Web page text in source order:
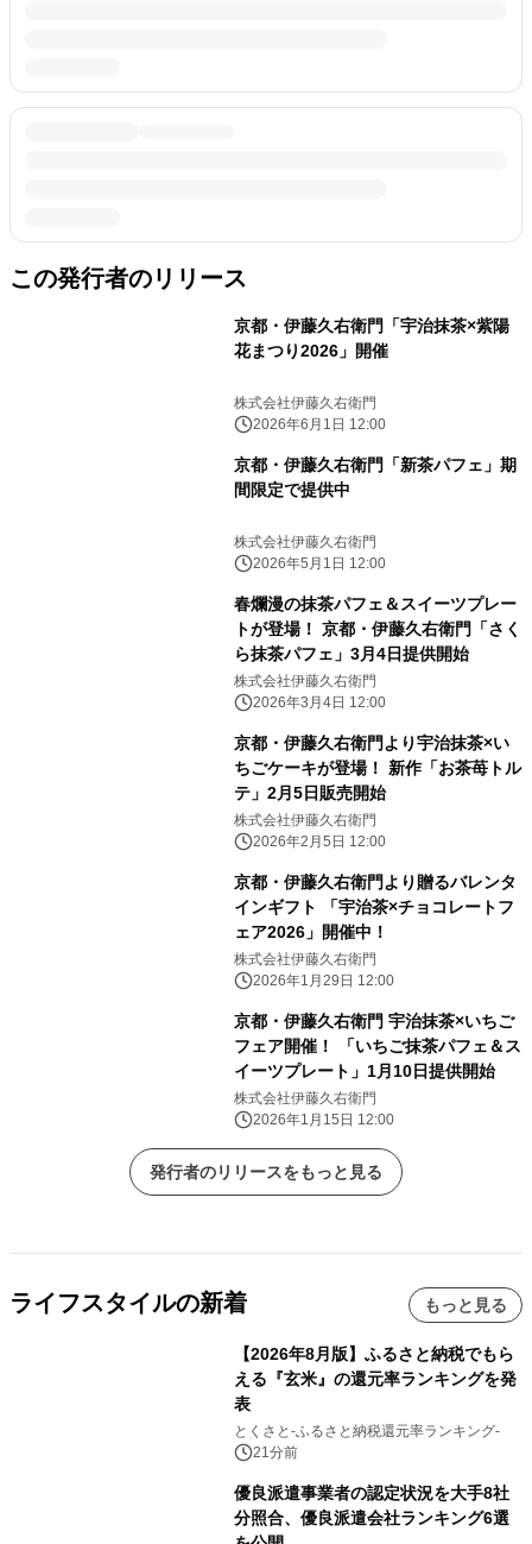
この発行者のリリース
京都・伊藤久右衛門「宇治抹茶×紫陽
花まつり2026」開催
株式会社伊藤久右衛門
2026年6月1日 12:00
京都・伊藤久右衛門「新茶パフェ」期
間限定で提供中
株式会社伊藤久右衛門
2026年5月1日 12:00
春爛漫の抹茶パフェ＆スイーツプレー
トが登場！ 京都・伊藤久右衛門「さく
ら抹茶パフェ」3月4日提供開始
株式会社伊藤久右衛門
2026年3月4日 12:00
京都・伊藤久右衛門より宇治抹茶×い
ちごケーキが登場！ 新作「お茶苺トル
テ」2月5日販売開始
株式会社伊藤久右衛門
2026年2月5日 12:00
京都・伊藤久右衛門より贈るバレンタ
インギフト 「宇治茶×チョコレートフ
ェア2026」開催中！
株式会社伊藤久右衛門
2026年1月29日 12:00
京都・伊藤久右衛門 宇治抹茶×いちご
フェア開催！ 「いちご抹茶パフェ＆ス
イーツプレート」1月10日提供開始
株式会社伊藤久右衛門
2026年1月15日 12:00
発行者のリリースをもっと見る
ライフスタイルの新着 もっと見る
【2026年8月版】ふるさと納税でもら
える『玄米』の還元率ランキングを発
表
とくさと-ふるさと納税還元率ランキング-
21分前
優良派遣事業者の認定状況を大手8社
分照合、優良派遣会社ランキング6選